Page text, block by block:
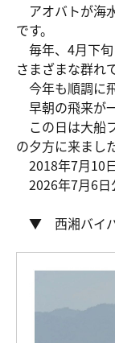
アオバトが海
です。
毎年、4月下
さまざまな群れ
今年も順調に
早朝の飛来が
この日は大船
の夕方に来まし
2018年7月10
2026年7月6日
▼ 西湘バイパ